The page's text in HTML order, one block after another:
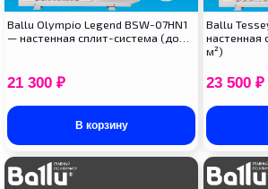
Ballu Olympio Legend BSW-07HN1
— настенная сплит-система (до…
21 300 ₽
В корзину
Ballu
настенная
м²)
23 500 ₽